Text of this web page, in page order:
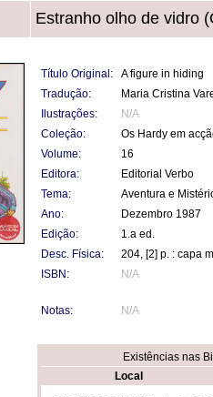
Estranho olho de vidro
Título Original:
A figure in hiding
Tradução:
Maria Cristina
Ilustrações:
N/A
Coleção:
Os Hardy em
Volume:
16
Editora:
Editorial Verbo
Tema:
Aventura e
Ano:
Dezembro 1987
Edição:
1.a ed.
Desc. Física:
204, [2] p. : capa
ISBN:
N/A
Notas: N/A
Existências nas
Local